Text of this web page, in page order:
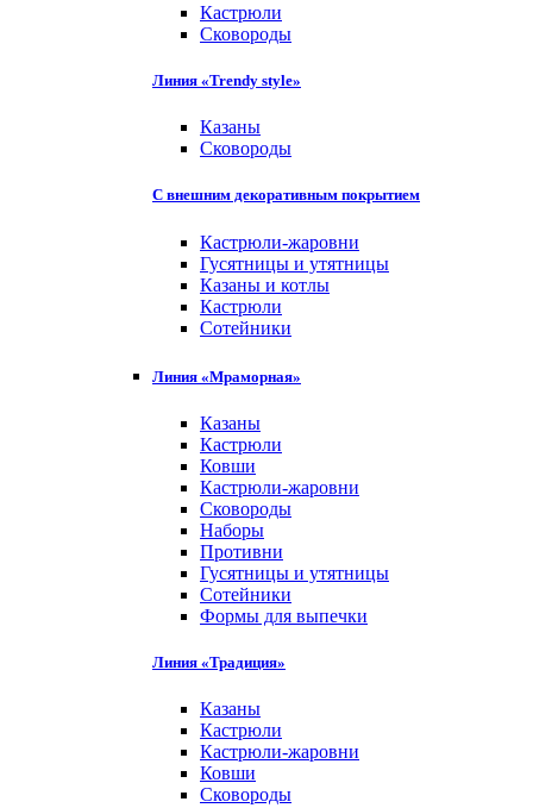
Кастрюли
Сковороды
Линия «Trendy style»
Казаны
Сковороды
С внешним декоративным покрытием
Кастрюли-жаровни
Гусятницы и утятницы
Казаны и котлы
Кастрюли
Сотейники
Линия «Мраморная»
Казаны
Кастрюли
Ковши
Кастрюли-жаровни
Сковороды
Наборы
Противни
Гусятницы и утятницы
Сотейники
Формы для выпечки
Линия «Традиция»
Казаны
Кастрюли
Кастрюли-жаровни
Ковши
Сковороды